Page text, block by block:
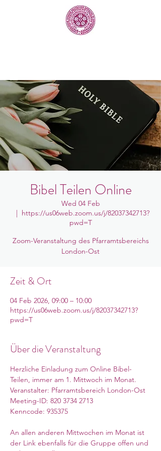
Bibel Teilen Online
Wed 04 Feb
  |
https://us06web.zoom.us/j/82037342713?
pwd=T
Zoom-Veranstaltung des Pfarramtsbereichs
London-Ost
Zeit & Ort
04 Feb 2026, 09:00 – 10:00
https://us06web.zoom.us/j/82037342713?
pwd=T
Über die Veranstaltung
Herzliche Einladung zum Online Bibel-
Teilen, immer am 1. Mittwoch im Monat.
Veranstalter: Pfarramtsbereich London-Ost
Meeting-ID: 820 3734 2713
Kenncode: 935375
An allen anderen Mittwochen im Monat ist
der Link ebenfalls für die Gruppe offen und